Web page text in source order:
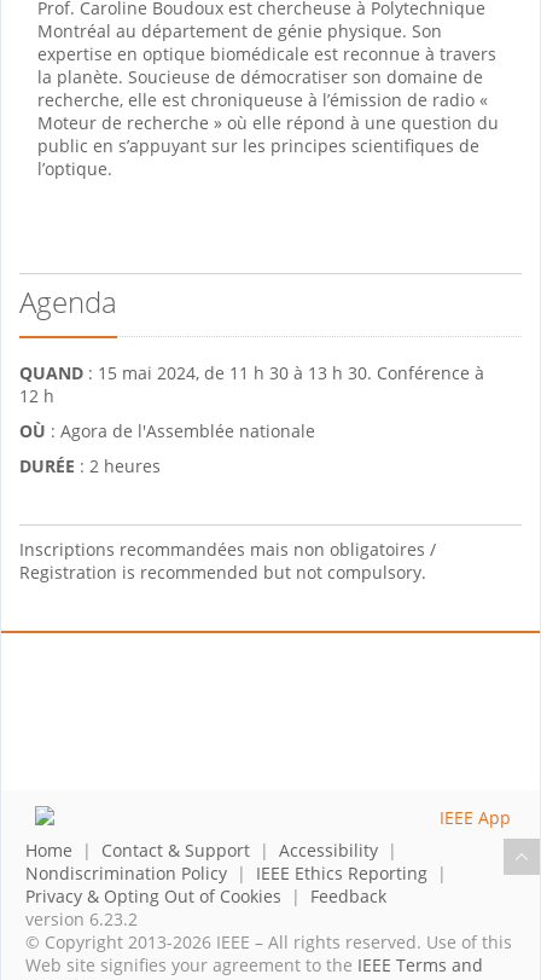
Prof. Caroline Boudoux est chercheuse à Polytechnique
Montréal au département de génie physique. Son
expertise en optique biomédicale est reconnue à travers
la planète. Soucieuse de démocratiser son domaine de
recherche, elle est chroniqueuse à l’émission de radio «
Moteur de recherche » où elle répond à une question du
public en s’appuyant sur les principes scientifiques de
l’optique.
Agenda
QUAND : 15 mai 2024, de 11 h 30 à 13 h 30. Conférence à
12 h
OÙ : Agora de l'Assemblée nationale
DURÉE : 2 heures
Inscriptions recommandées mais non obligatoires /
Registration is recommended but not compulsory.
Home | Contact & Support | Accessibility |
Nondiscrimination Policy | IEEE Ethics Reporting |
Privacy & Opting Out of Cookies | Feedback
version 6.23.2
© Copyright 2013-2026 IEEE – All rights reserved. Use of this
Web site signifies your agreement to the IEEE Terms and